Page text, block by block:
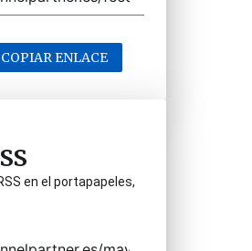
COPIAR ENLACE
en el portapapeles,